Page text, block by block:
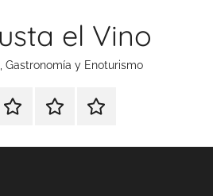
el Vino
Gastronomía y Enoturismo
Enoturismo
Gastronomía
RankingContacto